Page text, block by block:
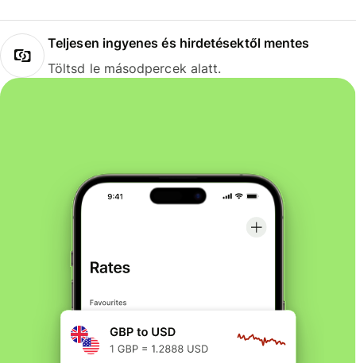
Teljesen ingyenes és hirdetésektől mentes
Töltsd le másodpercek alatt.